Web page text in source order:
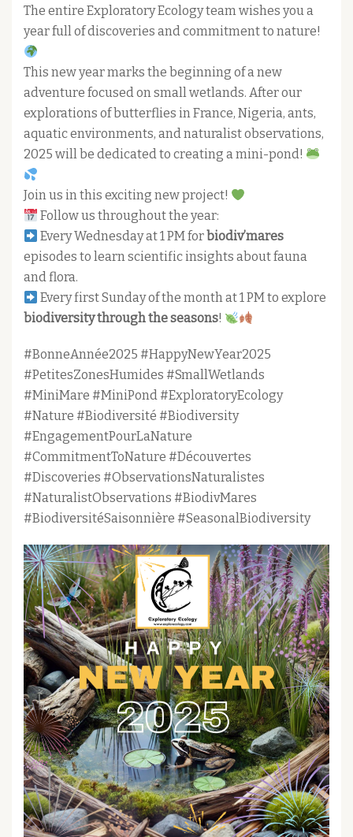
The entire Exploratory Ecology team wishes you a
year full of discoveries and commitment to nature!
This new year marks the beginning of a new
adventure focused on small wetlands. After our
explorations of butterflies in France, Nigeria, ants,
aquatic environments, and naturalist observations,
2025 will be dedicated to creating a mini-pond!
Join us in this exciting new project!
Follow us throughout the year:
Every Wednesday at 1 PM forbiodiv’mares
episodes to learn scientific insights about fauna
and flora.
Every first Sunday of the month at 1 PM to explore
biodiversity through the seasons!
#BonneAnnée2025 #HappyNewYear2025
#PetitesZonesHumides #SmallWetlands
#MiniMare #MiniPond #ExploratoryEcology
#Nature #Biodiversité #Biodiversity
#EngagementPourLaNature
#CommitmentToNature #Découvertes
#Discoveries #ObservationsNaturalistes
#NaturalistObservations #BiodivMares
#BiodiversitéSaisonnière #SeasonalBiodiversity